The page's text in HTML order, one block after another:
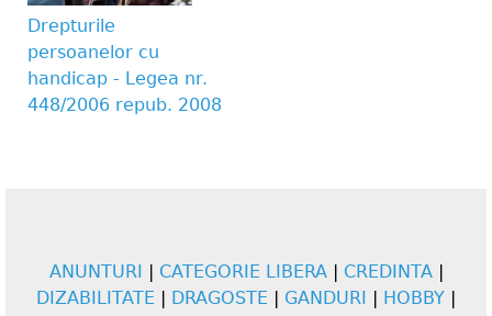
Drepturile
persoanelor cu
handicap - Legea nr.
448/2006 repub. 2008
ANUNTURI CATEGORIE LIBERA| CREDINTA|
DIZABILITATE
DRAGOSTE GANDURI HOBBY